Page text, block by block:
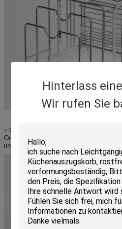
Hinterlass
Wir rufen Sie
✅GROSSE KAPAZITÄT,
Organizer kann 1 Küchenschere, 1 oder
und einige Topfdeckel aufnehmen.